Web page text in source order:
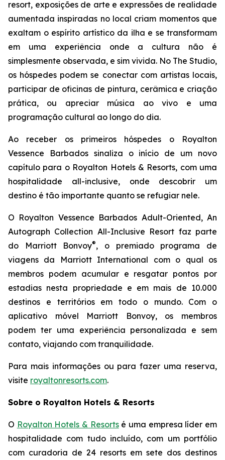
resort, exposições de arte e expressões de realidade
aumentada inspiradas no local criam momentos que
exaltam o espírito artístico da ilha e se transformam
em uma experiência onde a cultura não é
simplesmente observada, e sim vivida. No The Studio,
os hóspedes podem se conectar com artistas locais,
participar de oficinas de pintura, cerâmica e criação
prática, ou apreciar música ao vivo e uma
programação cultural ao longo do dia.
Ao receber os primeiros hóspedes o Royalton
Vessence Barbados sinaliza o início de um novo
capítulo para o Royalton Hotels & Resorts, com uma
hospitalidade all-inclusive, onde descobrir um
destino é tão importante quanto se refugiar nele.
O Royalton Vessence Barbados Adult-Oriented, An
Autograph Collection All-Inclusive Resort faz parte
do Marriott Bonvoy®, o premiado programa de
viagens da Marriott International com o qual os
membros podem acumular e resgatar pontos por
estadias nesta propriedade e em mais de 10.000
destinos e territórios em todo o mundo. Com o
aplicativo móvel Marriott Bonvoy, os membros
podem ter uma experiência personalizada e sem
contato, viajando com tranquilidade.
Para mais informações ou para fazer uma reserva,
visite royaltonresorts.com.
Sobre o Royalton Hotels & Resorts
O Royalton Hotels & Resortsé uma empresa líder em
hospitalidade com tudo incluído, com um portfólio
com curadoria de 24 resorts em sete dos destinos